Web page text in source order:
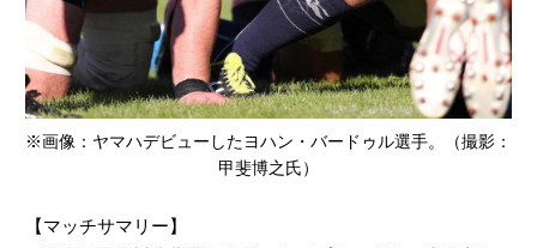
※画像：ヤマハデビューしたヨハン・バードゥル選手。（撮影：
甲斐博之氏）
【マッチサマリー】